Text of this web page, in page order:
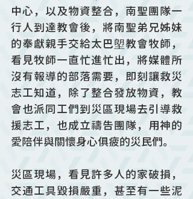
中心，以及物資整合，南聖團隊一
行人到達教會後，將南聖弟兄姊妹
的奉獻親手交給太巴塱教會牧師，
看見牧師一直忙進忙出，將媒體所
沒有報導的部落需要，即刻讓救災
志工知道，除了整合發放物資，教
會也派同工們到災區現場去引導救
援志工，也成立禱告團隊，用神的
愛陪伴與關懷身心俱疲的災民們。
災區現場，看見許多人的家破損，
交通工具毀損嚴重，甚至有一些泥